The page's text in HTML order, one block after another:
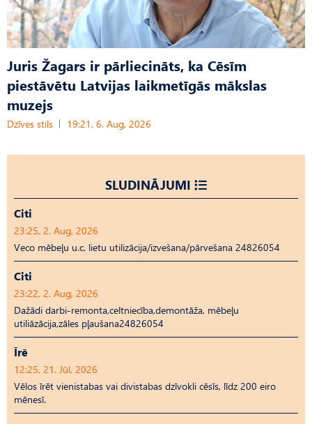
Juris Žagars ir pārliecināts, ka Cēsīm
piestāvētu Latvijas laikmetīgās mākslas
muzejs
Dzīves stils 19:21, 6. Aug, 2026
SLUDINĀJUMI
Citi
23:25, 2. Aug, 2026
Veco mēbeļu u.c. lietu utilizācija/izvešana/pārvešana 24826054
Citi
23:22, 2. Aug, 2026
Dažādi darbi-remonta,celtniecība,demontāža, mēbeļu
utiliāzācija,zāles pļaušana24826054
Īrē
12:25, 21. Jūl, 2026
Vēlos īrēt vienistabas vai divistabas dzīvokli cēsīs, līdz 200 eiro
mēnesī.